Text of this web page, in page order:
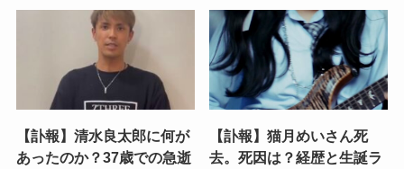
【訃報】清水良太郎に何が
あったのか？37歳での急逝
【訃報】猫月めいさん死
去。死因は？経歴と生誕ラ